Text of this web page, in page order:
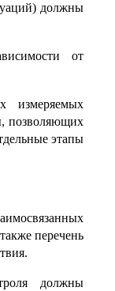
должны
от
измеряемых
позволяющих
этапы
перечень
должны